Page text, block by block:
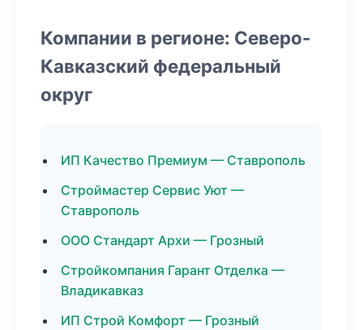
Компании в регионе: Северо-
Кавказский федеральный
округ
ИП Качество Премиум — Ставрополь
Строймастер Сервис Уют —
Ставрополь
ООО Стандарт Архи — Грозный
Стройкомпания Гарант Отделка —
Владикавказ
ИП Строй Комфорт — Грозный